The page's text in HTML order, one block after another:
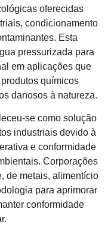
oferecidas
condicionamento
Esta
pressurizada para
em aplicações que
químicos
danosos à natureza.
se como solução
industriais devido à
e conformidade
Corporações
de metais, alimentício
para aprimorar
conformidade